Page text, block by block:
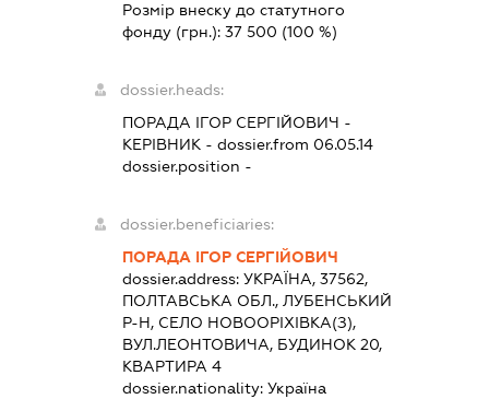
Розмір внеску до статутного
фонду (грн.):37 500 (100 %)
dossier.heads:
ПОРАДА ІГОР СЕРГІЙОВИЧ -
КЕРІВНИК - dossier.from 06.05.14
dossier.position -
dossier.beneficiaries:
ПОРАДА ІГОР СЕРГІЙОВИЧ
dossier.address:УКРАЇНА, 37562,
ПОЛТАВСЬКА ОБЛ., ЛУБЕНСЬКИЙ
Р-Н, СЕЛО НОВООРІХІВКА(З),
ВУЛ.ЛЕОНТОВИЧА, БУДИНОК 20,
КВАРТИРА 4
dossier.nationality:Україна